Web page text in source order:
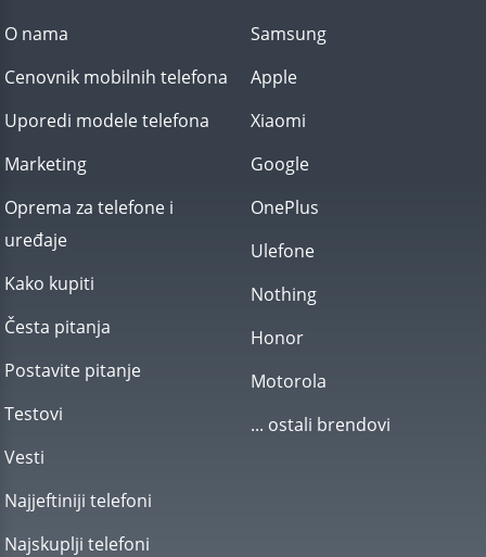
O nama
Cenovnik mobilnih telefona
Uporedi modele telefona
Marketing
Oprema za telefone i
uređaje
Kako kupiti
Česta pitanja
Postavite pitanje
Testovi
Vesti
Najjeftiniji telefoni
Najskuplji telefoni
Samsung
Apple
Xiaomi
Google
OnePlus
Ulefone
Nothing
Honor
Motorola
... ostali brendovi